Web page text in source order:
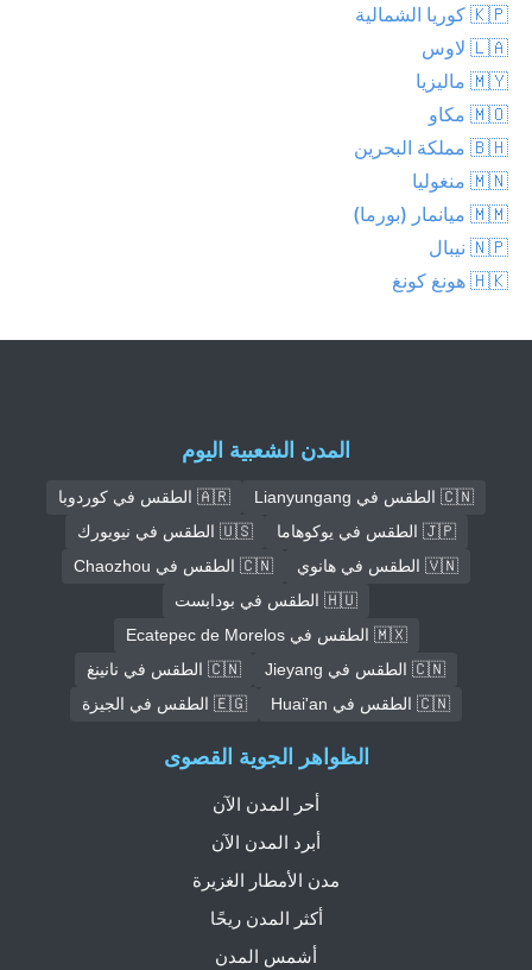
🇰🇵 كوريا الشمالية
🇱🇦 لاوس
🇲🇾 ماليزيا
🇲🇴 مكاو
🇧🇭 مملكة البحرين
🇲🇳 منغوليا
🇲🇲 ميانمار (بورما)
🇳🇵 نيبال
🇭🇰 هونغ كونغ
المدن الشعبية اليوم
🇨🇳 الطقس في Lianyungang
🇦🇷 الطقس في كوردوبا
🇯🇵 الطقس في يوكوهاما
🇺🇸 الطقس في نيويورك
🇻🇳 الطقس في هانوي
🇨🇳 الطقس في Chaozhou
🇭🇺 الطقس في بودابست
🇲🇽 الطقس في Ecatepec de Morelos
🇨🇳 الطقس في Jieyang
🇨🇳 الطقس في نانينغ
🇨🇳 الطقس في Huai'an
🇪🇬 الطقس في الجيزة
الظواهر الجوية القصوى
أحر المدن الآن
أبرد المدن الآن
مدن الأمطار الغزيرة
أكثر المدن ريحًا
أشمس المدن